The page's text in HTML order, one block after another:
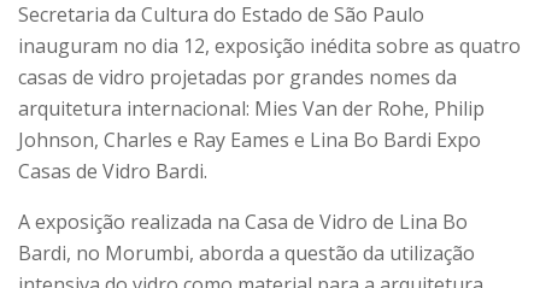
Secretaria da Cultura do Estado de São Paulo
inauguram no dia 12, exposição inédita sobre as quatro
casas de vidro projetadas por grandes nomes da
arquitetura internacional: Mies Van der Rohe, Philip
Johnson, Charles e Ray Eames e Lina Bo Bardi Expo
Casas de Vidro Bardi.
A exposição realizada na Casa de Vidro de Lina Bo
Bardi, no Morumbi, aborda a questão da utilização